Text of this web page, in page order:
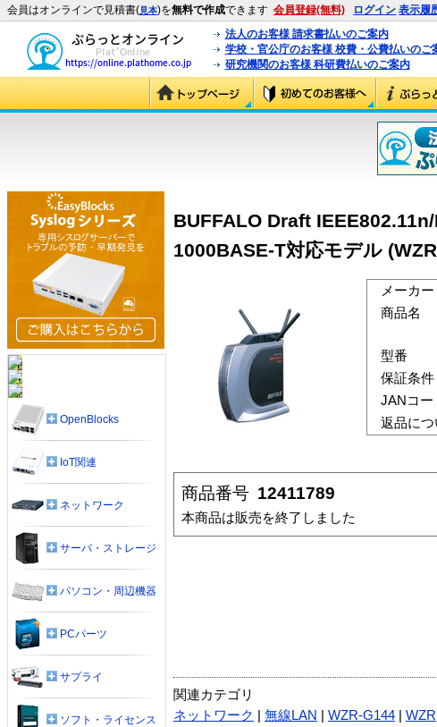
会員はオンラインで見積書(見本)を無料で作成できます 会員登録(無料) ログイン 表示履
法人のお客様 請求書払いのご案内
学校・官公庁のお客様 校費・公費払いのご
研究機関のお客様 科研費払いのご案内
BUFFALO Draft
1000BASE-T対応モデル
メーカー
商品名
型番
保証条件
JANコー
返品につ
商品番号 12411789
本商品は販売を終了しました
関連カテゴリ
ネットワーク
無線LAN WZR-G144 WZR
OpenBlocks
IoT関連
ネットワーク
サーバ・ストレージ
パソコン・周辺機器
PCパーツ
サプライ
ソフト・ライセンス